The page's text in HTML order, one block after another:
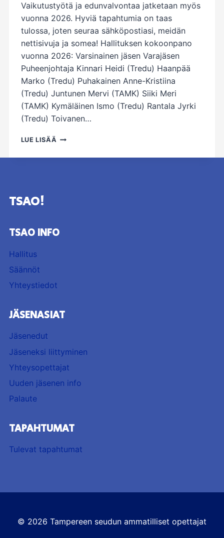
Vaikutustyötä ja edunvalvontaa jatketaan myös
vuonna 2026. Hyviä tapahtumia on taas
tulossa, joten seuraa sähköpostiasi, meidän
nettisivuja ja somea! Hallituksen kokoonpano
vuonna 2026: Varsinainen jäsen Varajäsen
Puheenjohtaja Kinnari Heidi (Tredu) Haanpää
Marko (Tredu) Puhakainen Anne-Kristiina
(Tredu) Juntunen Mervi (TAMK) Siiki Meri
(TAMK) Kymäläinen Ismo (Tredu) Rantala Jyrki
(Tredu) Toivanen…
LUE LISÄÄ HALLITUS
TSAO!
TSAO INFO
Hallitus
Säännöt
Yhteystiedot
JÄSENASIAT
Jäsenedut
Jäseneksi liittyminen
Yhteysopettajat
Uuden jäsenen info
Palaute
TAPAHTUMAT
Tulevat tapahtumat
© 2026 Tampereen seudun ammatilliset opettajat